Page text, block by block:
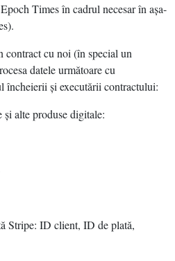
Times în cadrul necesar în aşa-
contract cu noi (în special un
datele următoare cu
încheierii şi executării contractului:
alte produse digitale:
Stripe: ID client, ID de plată,